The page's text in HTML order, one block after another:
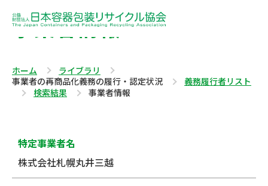
事業者情報
ホーム
ライブラリ
事業者の再商品化義務の履行・認定状況
義務履行者リスト
検索結果
事業者情報
特定事業者名
株式会社札幌丸井三越